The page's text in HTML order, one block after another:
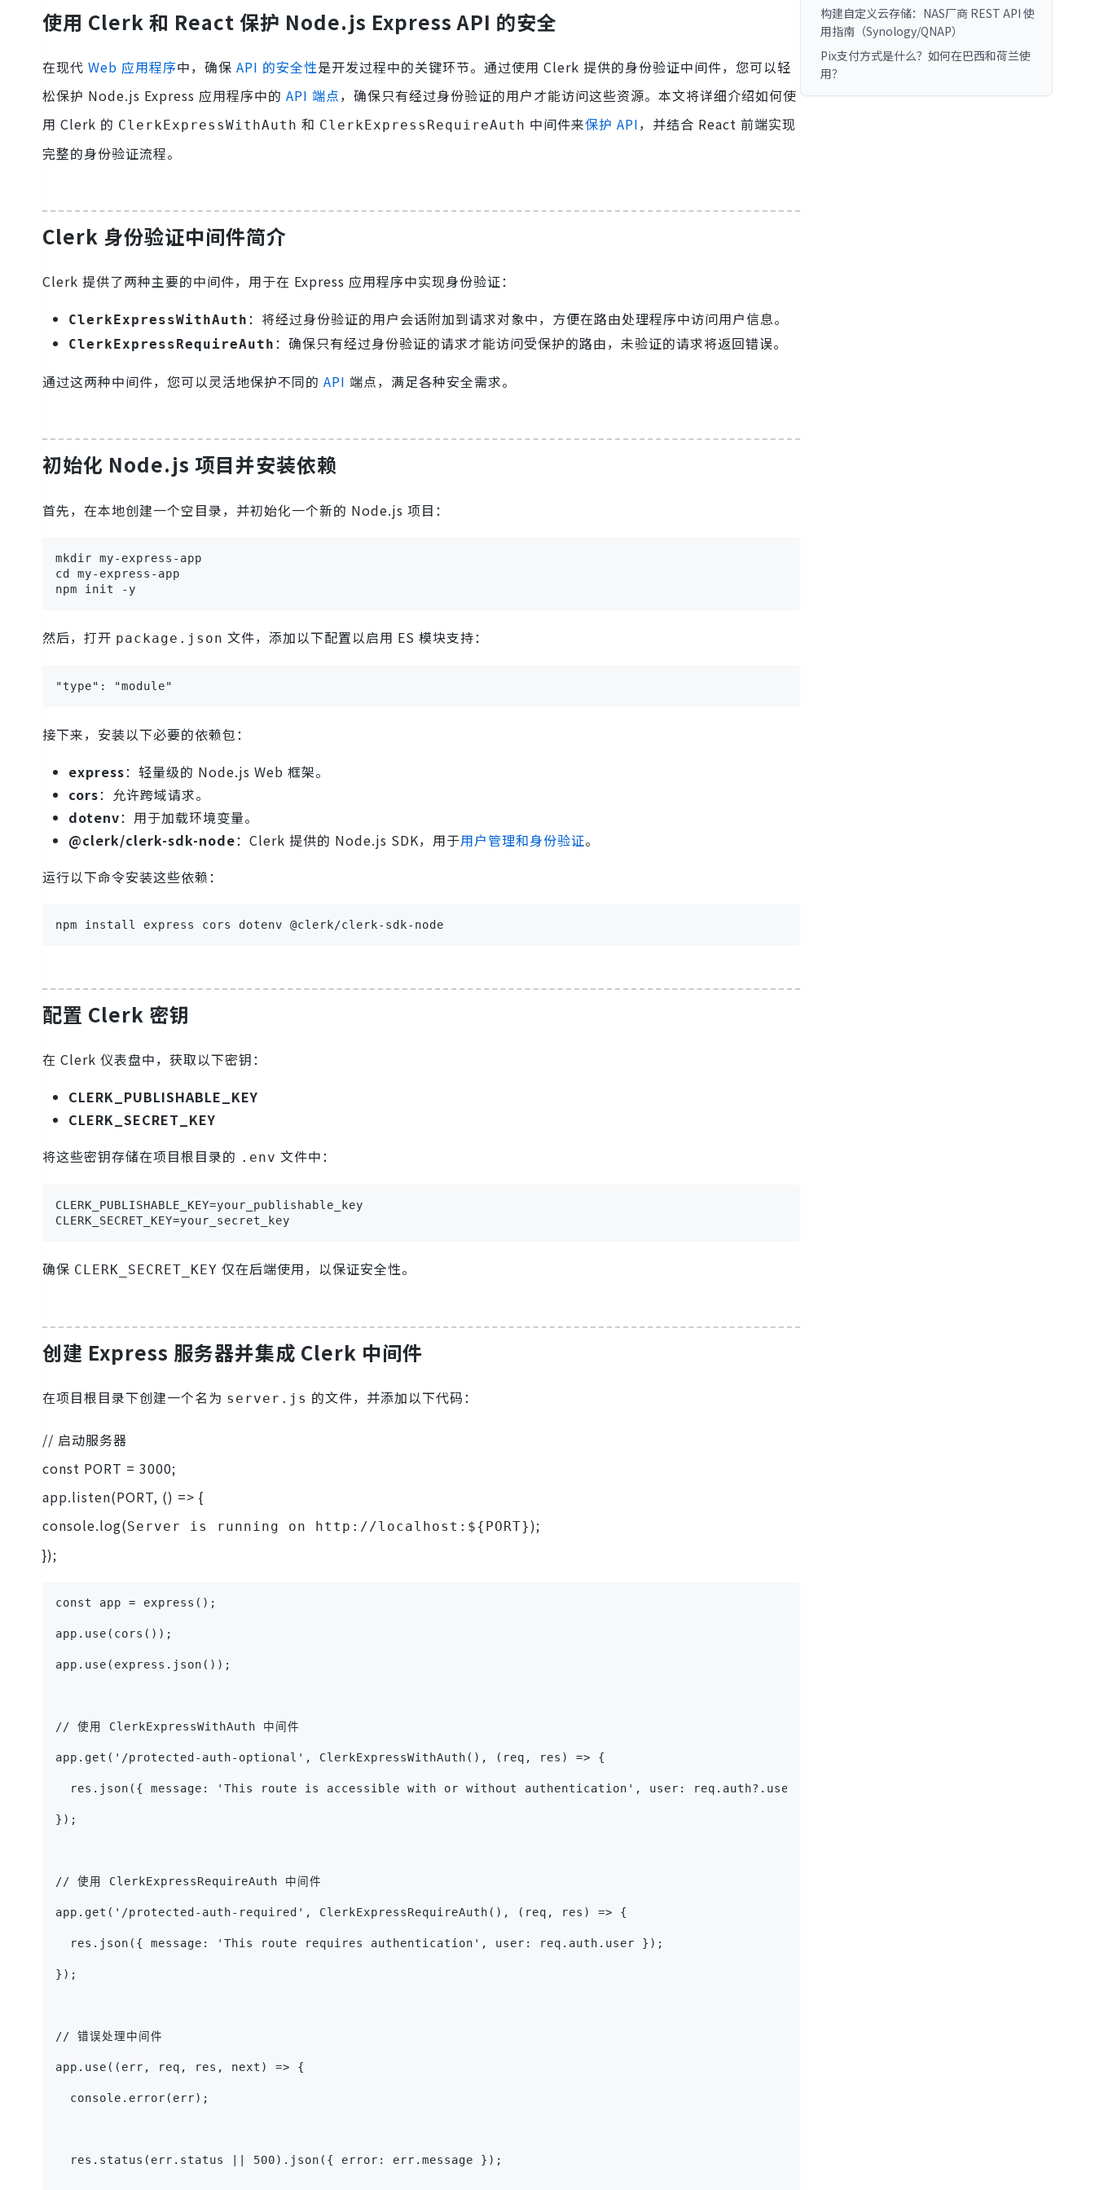
使用 Clerk 和 React 保护 Node.js Express API 的安全
在现代 Web 应用程序中，确保 API 的安全性是开发过程中的关键环节。通过使用 Clerk 提供的身份验证中间件，您可以轻
松保护 Node.js Express 应用程序中的 API 端点，确保只有经过身份验证的用户才能访问这些资源。本文将详细介绍如何使
用 Clerk 的 ClerkExpressWithAuth 和 ClerkExpressRequireAuth 中间件来保护 API，并结合 React 前端实现
完整的身份验证流程。
Clerk 身份验证中间件简介
Clerk 提供了两种主要的中间件，用于在 Express 应用程序中实现身份验证：
ClerkExpressWithAuth ：将经过身份验证的用户会话附加到请求对象中，方便在路由处理程序中访问用户信息。
ClerkExpressRequireAuth ：确保只有经过身份验证的请求才能访问受保护的路由，未验证的请求将返回错误。
通过这两种中间件，您可以灵活地保护不同的 API 端点，满足各种安全需求。
初始化 Node.js 项目并安装依赖
首先，在本地创建一个空目录，并初始化一个新的 Node.js 项目：
mkdir my-express-app
cd my-express-app
npm init -y
然后，打开 package.json 文件，添加以下配置以启用 ES 模块支持：
"type": "module"
接下来，安装以下必要的依赖包：
express：轻量级的 Node.js Web 框架。
cors：允许跨域请求。
dotenv：用于加载环境变量。
@clerk/clerk-sdk-node：Clerk 提供的 Node.js SDK，用于用户管理和身份验证。
运行以下命令安装这些依赖：
npm install express cors dotenv @clerk/clerk-sdk-node
配置 Clerk 密钥
在 Clerk 仪表盘中，获取以下密钥：
CLERK_PUBLISHABLE_KEY
CLERK_SECRET_KEY
将这些密钥存储在项目根目录的 .env 文件中：
CLERK_PUBLISHABLE_KEY=your_publishable_key
CLERK_SECRET_KEY=your_secret_key
确保 CLERK_SECRET_KEY 仅在后端使用，以保证安全性。
创建 Express 服务器并集成 Clerk 中间件
在项目根目录下创建一个名为 server.js 的文件，并添加以下代码：
// 启动服务器
const PORT = 3000;
app.listen(PORT, () => {
console.log(Server is running on http://localhost:${PORT});
});
const app = express();
app.use(cors());
app.use(express.json());
// 使用 ClerkExpressWithAuth 中间件
app.get('/protected-auth-optional', ClerkExpressWithAuth(), (req, res) => {
  res.json({ message: 'This route is accessible with or without authentication', user: req.auth?.user });
});
// 使用 ClerkExpressRequireAuth 中间件
app.get('/protected-auth-required', ClerkExpressRequireAuth(), (req, res) => {
  res.json({ message: 'This route requires authentication', user: req.auth.user });
});
// 错误处理中间件
app.use((err, req, res, next) => {
  console.error(err);
  res.status(err.status || 500).json({ error: err.message });
构建自定义云存储：NAS厂商 REST API 使
用指南（Synology/QNAP）
Pix支付方式是什么？如何在巴西和荷兰使
用？